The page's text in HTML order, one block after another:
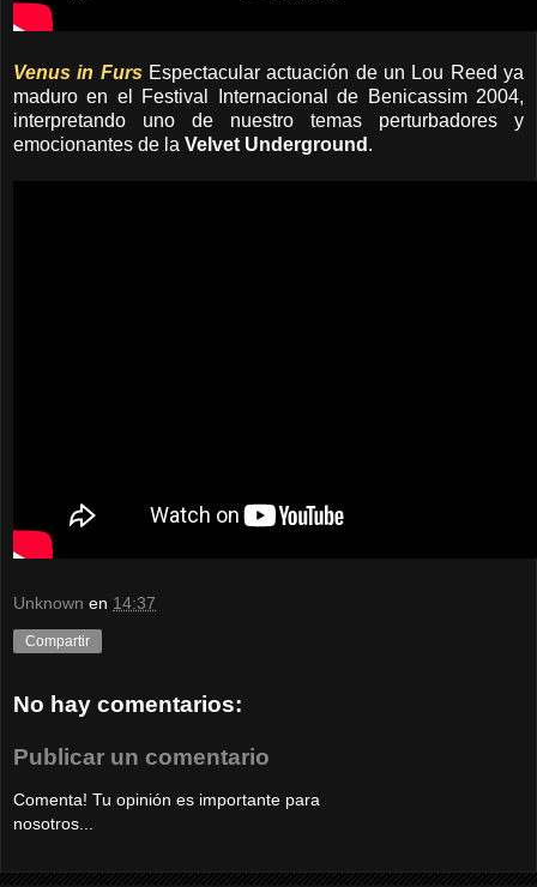
Venus in FursEspectacular actuación de un Lou Reed ya
maduro en el Festival Internacional de Benicassim 2004,
interpretando uno de nuestro temas perturbadores y
emocionantes de la Velvet Underground .
Unknown en 14:37
Compartir
No hay comentarios:
Publicar un comentario
Comenta! Tu opinión es importante para
nosotros...